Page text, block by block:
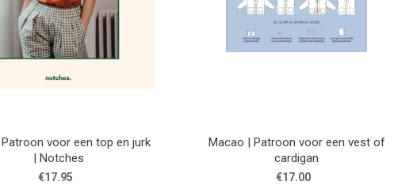
Patroon voor een top en jurk
| Notches
€17.95
Macao | Patroon voor een vest of
cardigan
€17.00